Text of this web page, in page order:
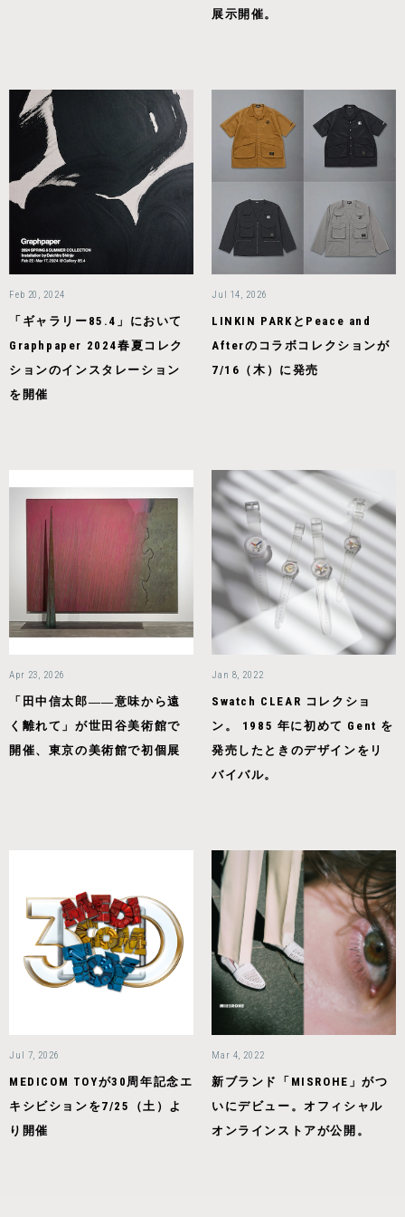
展示開催。
Feb 20, 2024
「ギャラリー85.4」において
Graphpaper 2024春夏コレク
ションのインスタレーション
を開催
Jul 14, 2026
LINKIN PARKとPeace and
Afterのコラボコレクションが
7/16（木）に発売
Apr 23, 2026
「田中信太郎――意味から遠
く離れて」が世田谷美術館で
開催、東京の美術館で初個展
Jan 8, 2022
Swatch CLEAR コレクショ
ン。 1985 年に初めて Gent を
発売したときのデザインをリ
バイバル。
Jul 7, 2026
MEDICOM TOYが30周年記念エ
キシビションを7/25（土）よ
り開催
Mar 4, 2022
新ブランド「MISROHE」がつ
いにデビュー。オフィシャル
オンラインストアが公開。